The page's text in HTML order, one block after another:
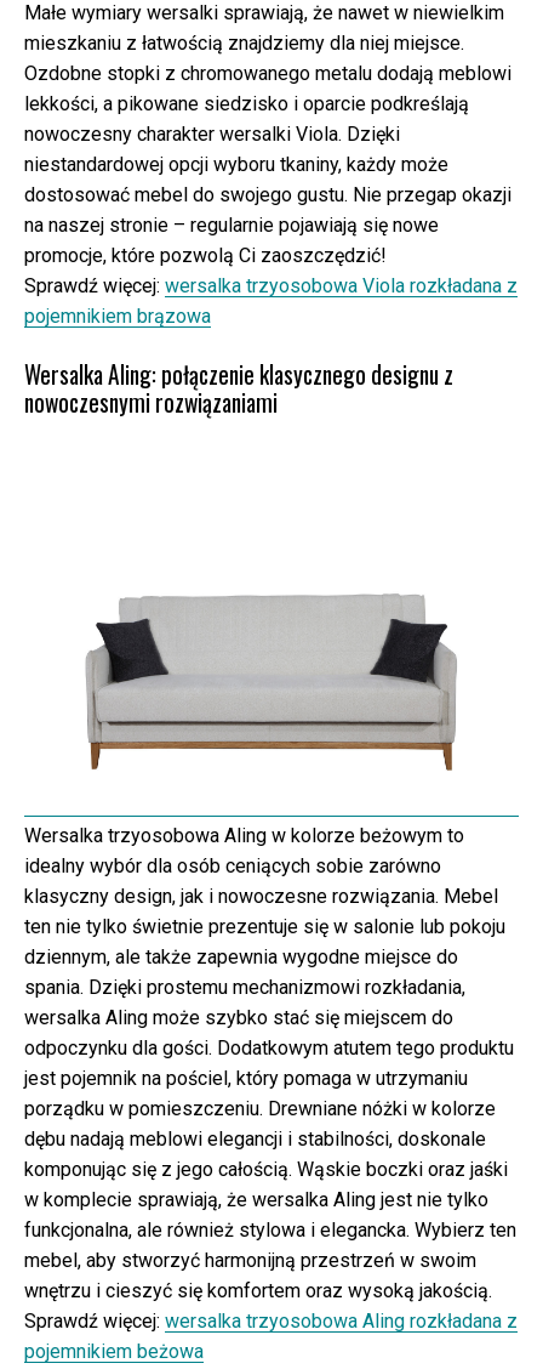
Małe wymiary wersalki sprawiają, że nawet w niewielkim
mieszkaniu z łatwością znajdziemy dla niej miejsce.
Ozdobne stopki z chromowanego metalu dodają meblowi
lekkości, a pikowane siedzisko i oparcie podkreślają
nowoczesny charakter wersalki Viola. Dzięki
niestandardowej opcji wyboru tkaniny, każdy może
dostosować mebel do swojego gustu. Nie przegap okazji
na naszej stronie – regularnie pojawiają się nowe
promocje, które pozwolą Ci zaoszczędzić!
Sprawdź więcej: wersalka trzyosobowa Viola rozkładana z
pojemnikiem brązowa
Wersalka Aling: połączenie klasycznego designu z
nowoczesnymi rozwiązaniami
Wersalka trzyosobowa Aling w kolorze beżowym to
idealny wybór dla osób ceniących sobie zarówno
klasyczny design, jak i nowoczesne rozwiązania. Mebel
ten nie tylko świetnie prezentuje się w salonie lub pokoju
dziennym, ale także zapewnia wygodne miejsce do
spania. Dzięki prostemu mechanizmowi rozkładania,
wersalka Aling może szybko stać się miejscem do
odpoczynku dla gości. Dodatkowym atutem tego produktu
jest pojemnik na pościel, który pomaga w utrzymaniu
porządku w pomieszczeniu. Drewniane nóżki w kolorze
dębu nadają meblowi elegancji i stabilności, doskonale
komponując się z jego całością. Wąskie boczki oraz jaśki
w komplecie sprawiają, że wersalka Aling jest nie tylko
funkcjonalna, ale również stylowa i elegancka. Wybierz ten
mebel, aby stworzyć harmonijną przestrzeń w swoim
wnętrzu i cieszyć się komfortem oraz wysoką jakością.
Sprawdź więcej: wersalka trzyosobowa Aling rozkładana z
pojemnikiem beżowa